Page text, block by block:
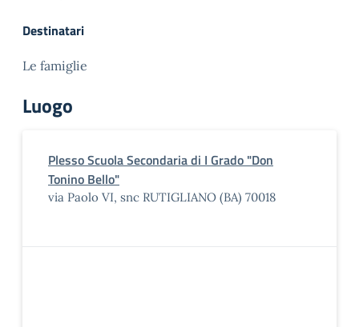
Destinatari
Le famiglie
Luogo
Plesso Scuola Secondaria di I Grado "Don
Tonino Bello"
via Paolo VI, snc RUTIGLIANO (BA) 70018